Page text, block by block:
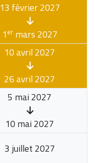
13 février 2027
1ermars 2027
10 avril 2027
26 avril 2027
5 mai 2027
10 mai 2027
3 juillet 2027